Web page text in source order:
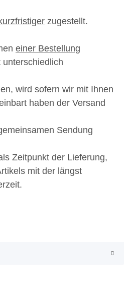
zugestellt.
einer Bestellung
unterschiedlich
wird sofern wir mit Ihnen
haben der Versand
Sendung
Zeitpunkt der Lieferung,
mit der längst